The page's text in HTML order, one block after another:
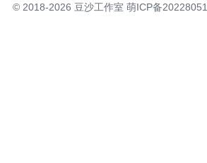
© 2018-2026 豆沙工作室 萌ICP备